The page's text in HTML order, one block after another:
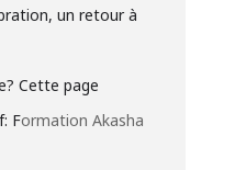
un retour à
Cette page
Formation Akasha